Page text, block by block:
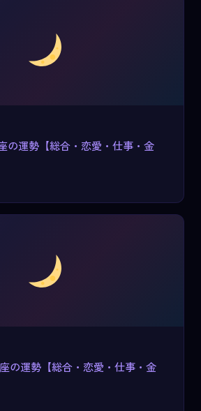
の運勢【総合・恋愛・仕事・金
の運勢【総合・恋愛・仕事・金